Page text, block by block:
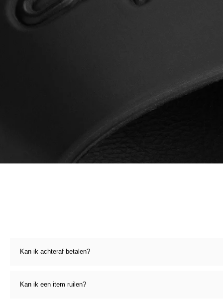
Kan ik achteraf betalen?
Kan ik een item ruilen?